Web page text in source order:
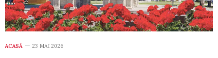
ACASĂ 23 MAI 2026